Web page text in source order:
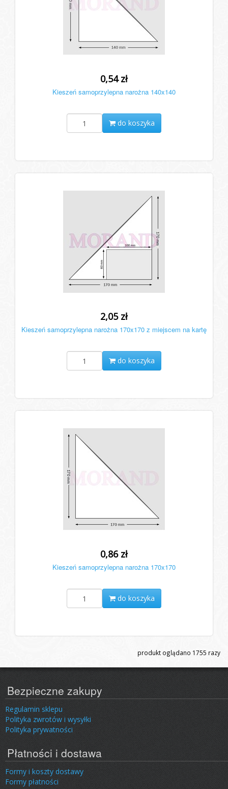
0,54 zł
Kieszeń samoprzylepna narożna 140x140
do koszyka
2,05 zł
Kieszeń samoprzylepna narożna 170x170 z miejscem na kartę
do koszyka
0,86 zł
Kieszeń samoprzylepna narożna 170x170
do koszyka
produkt oglądano 1755 razy
Bezpieczne zakupy
Regulamin sklepu
Polityka zwrotów i wysyłki
Polityka prywatności
Płatności i dostawa
Formy i koszty dostawy
Formy płatności